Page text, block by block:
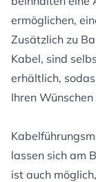
ermöglichen,
Zusätzlich zu
Kabel, sind
erhältlich,
Ihren
lassen sich am
ist auch